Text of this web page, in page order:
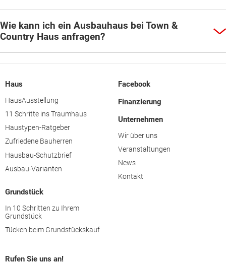
Wie kann ich ein Ausbauhaus bei Town &
Country Haus anfragen?
Haus
HausAusstellung
11 Schritte ins Traumhaus
Haustypen-Ratgeber
Zufriedene Bauherren
Hausbau-Schutzbrief
Ausbau-Varianten
Grundstück
In 10 Schritten zu Ihrem
Grundstück
Tücken beim Grundstückskauf
Facebook
Finanzierung
Unternehmen
Wir über uns
Veranstaltungen
News
Kontakt
Rufen Sie uns an!